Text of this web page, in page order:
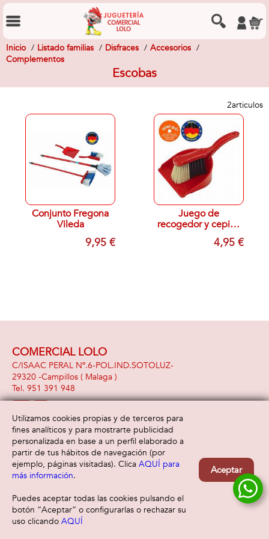
Inicio Listado familias Disfraces
Accesorios
Complementos
Escobas
2articulos
Conjunto Fregona
Vileda
9,95 €
Juego de
recogedor y cepillo
de mano clásico
4,95 €
Filtrar
COMERCIAL LOLO
C/ISAAC PERAL Nº.6-POL.IND.SOTOLUZ-
29320 -Campillos ( Malaga )
951 391 948
Información
Aviso legal
Política de privacidad
Política de cookies
Atención al cliente
Envío y devolución
Utilizamos cookies propias y de terceros para
fines analíticos y para mostrarte publicidad
personalizada en base a un perfil elaborado a
partir de tus hábitos de navegación (por
ejemplo, páginas visitadas). Clica AQUÍ para
más información.
Puedes aceptar todas las cookies pulsando el
botón “Aceptar” o configurarlas o rechazar su
uso clicando AQUÍ
Aceptar